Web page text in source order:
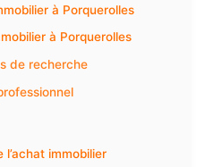
à Porquerolles
à Porquerolles
de recherche
l’achat immobilier